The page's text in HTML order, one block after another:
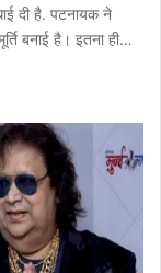
दी है. पटनायक ने
बनाई है। इतना ही…